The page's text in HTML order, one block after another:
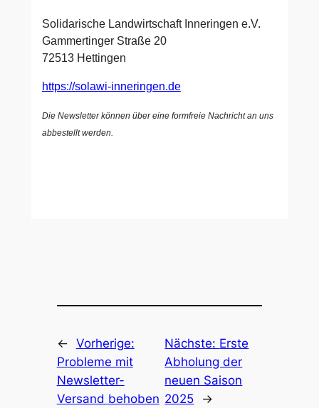
Solidarische Landwirtschaft Inneringen e.V.
Gammertinger Straße 20
72513 Hettingen
https://solawi-inneringen.de
Die Newsletter können über eine formfreie Nachricht an uns
abbestellt werden.
← Vorherige:
Probleme mit
Newsletter-
Versand behoben
Nächste: Erste
Abholung der
neuen Saison
2025
→